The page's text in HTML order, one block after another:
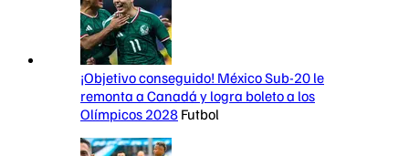
¡Objetivo conseguido! México Sub-20 le
remonta a Canadá y logra boleto a los
Olímpicos 2028 Futbol